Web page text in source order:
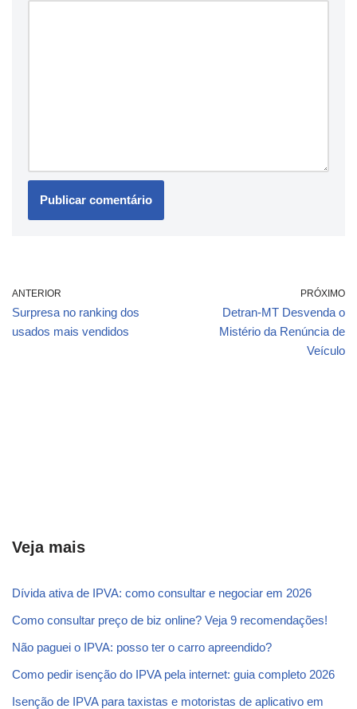
ANTERIOR
Surpresa no ranking dos
usados mais vendidos
PRÓXIMO
Detran-MT Desvenda o
Mistério da Renúncia de
Veículo
Veja mais
Dívida ativa de IPVA: como consultar e negociar em 2026
Como consultar preço de biz online? Veja 9 recomendações!
Não paguei o IPVA: posso ter o carro apreendido?
Como pedir isenção do IPVA pela internet: guia completo 2026
Isenção de IPVA para taxistas e motoristas de aplicativo em